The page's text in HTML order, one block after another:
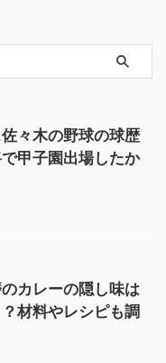
佐々木の野球の球歴
甲子園出場したか
のカレーの隠し味は
材料やレシピも調